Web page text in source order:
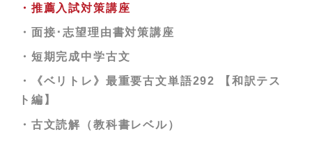
・共通テストレベル英語
・日東駒専英語
・ＭＡＲＣＨ英語
・早大英語
・共通テスト数学ⅡＢ過去問演習
・共通テストレベル数学１
・共通テストレベル数学２
・数学β講座(文理共通)
・数学β講座(理系)
・数学β講座ⅠＡ
・推薦入試対策講座
・面接･志望理由書対策講座
・短期完成中学古文
・《ベリトレ》最重要古文単語292 【和訳テス
ト編】
・古文読解（教科書レベル）